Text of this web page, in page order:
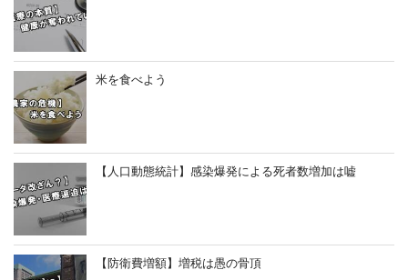
米を食べよう
【人口動態統計】感染爆発による死者数増加は嘘
【防衛費増額】増税は愚の骨頂